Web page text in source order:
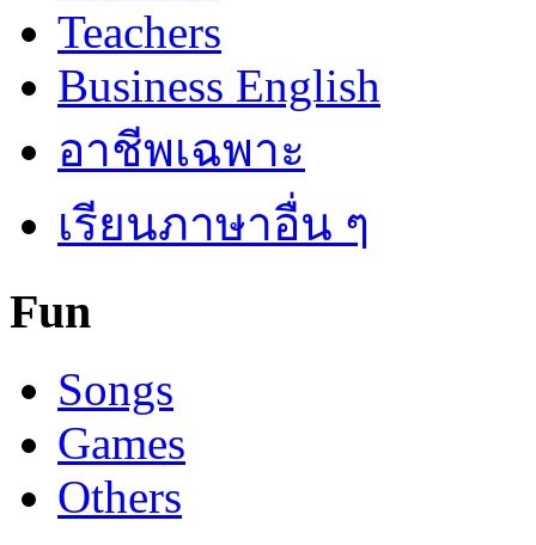
Teachers
Business English
อาชีพเฉพาะ
เรียนภาษาอื่น ๆ
Fun
Songs
Games
Others